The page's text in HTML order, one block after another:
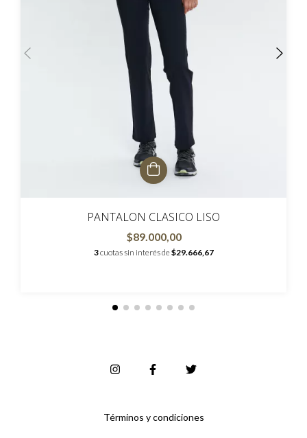
PANTALON CLASICO LISO
$89.000,00
3cuotas sin interés de$29.666,67
Términos y condiciones